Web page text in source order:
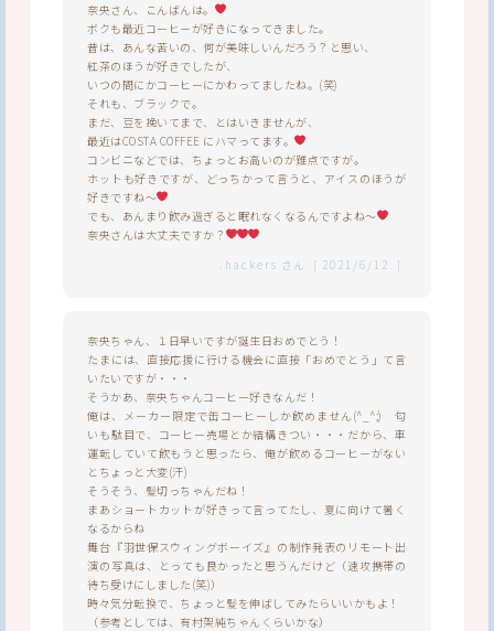
奈央さん、こんばんは。
ボクも最近コーヒーが好きになってきました。
昔は、あんな苦いの、何が美味しいんだろう？と思い、
紅茶のほうが好きでしたが、
いつの間にかコーヒーにかわってましたね。(笑)
それも、ブラックで。
まだ、豆を挽いてまで、とはいきませんが、
最近はCOSTA COFFEE にハマってます。
コンビニなどでは、ちょっとお高いのが難点ですが。
ホットも好きですが、どっちかって言うと、アイスのほうが
好きですね～
でも、あんまり飲み過ぎると眠れなくなるんですよね～
奈央さんは大丈夫ですか？
.hackers さん [ 2021/6/12 ]
奈央ちゃん、１日早いですが誕生日おめでとう！
たまには、直接応援に行ける機会に直接「おめでとう」て言
いたいですが・・・
そうかあ、奈央ちゃんコーヒー好きなんだ！
俺は、メーカー限定で缶コーヒーしか飲めません(^_^;) 匂
いも駄目で、コーヒー売場とか結構きつい・・・だから、車
運転していて飲もうと思ったら、俺が飲めるコーヒーがない
とちょっと大変(汗)
そうそう、髪切っちゃんだね！
まあショートカットが好きって言ってたし、夏に向けて暑く
なるからね
舞台『羽世保スウィングボーイズ』の制作発表のリモート出
演の写真は、とっても良かったと思うんだけど（速攻携帯の
待ち受けにしました(笑)）
時々気分転換で、ちょっと髪を伸ばしてみたらいいかもよ！
（参考としては、有村架純ちゃんくらいかな）